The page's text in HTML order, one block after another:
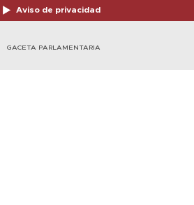
Aviso de privacidad
GACETA PARLAMENTARIA